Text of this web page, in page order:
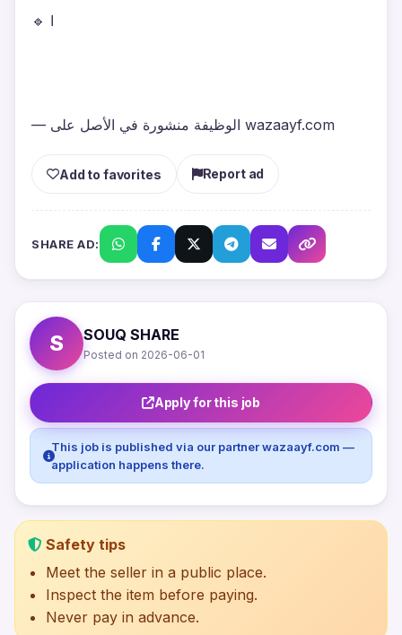
🔹 ا
— الوظيفة منشورة في الأصل على wazaayf.com
Add to favorites Report ad
SHARE AD:
S SOUQ SHARE
Posted on 2026-06-01
Apply for this job
This job is published via our partner wazaayf.com —
application happens there.
Safety tips
Meet the seller in a public place.
Inspect the item before paying.
Never pay in advance.